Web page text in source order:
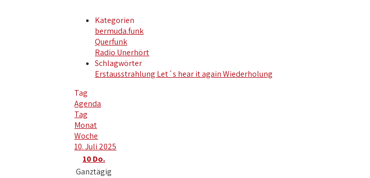
Kategorien
bermuda.funk
Querfunk
Radio Unerhört
Schlagwörter
Erstausstrahlung Let´s hear it againWiederholung
Tag
Agenda
Tag
Monat
Woche
10. Juli 2025
10Do.
Ganztägig